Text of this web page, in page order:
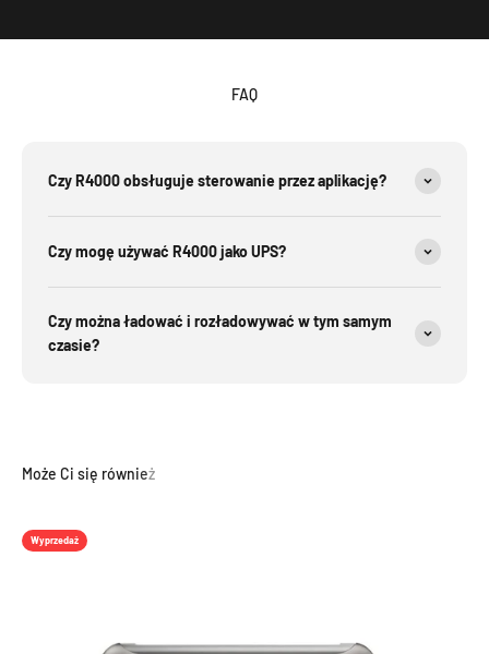
FAQ
Czy R4000 obsługuje sterowanie przez aplikację?
Czy mogę używać R4000 jako UPS?
Czy można ładować i rozładowywać w tym samym
czasie?
Wyprzedaż